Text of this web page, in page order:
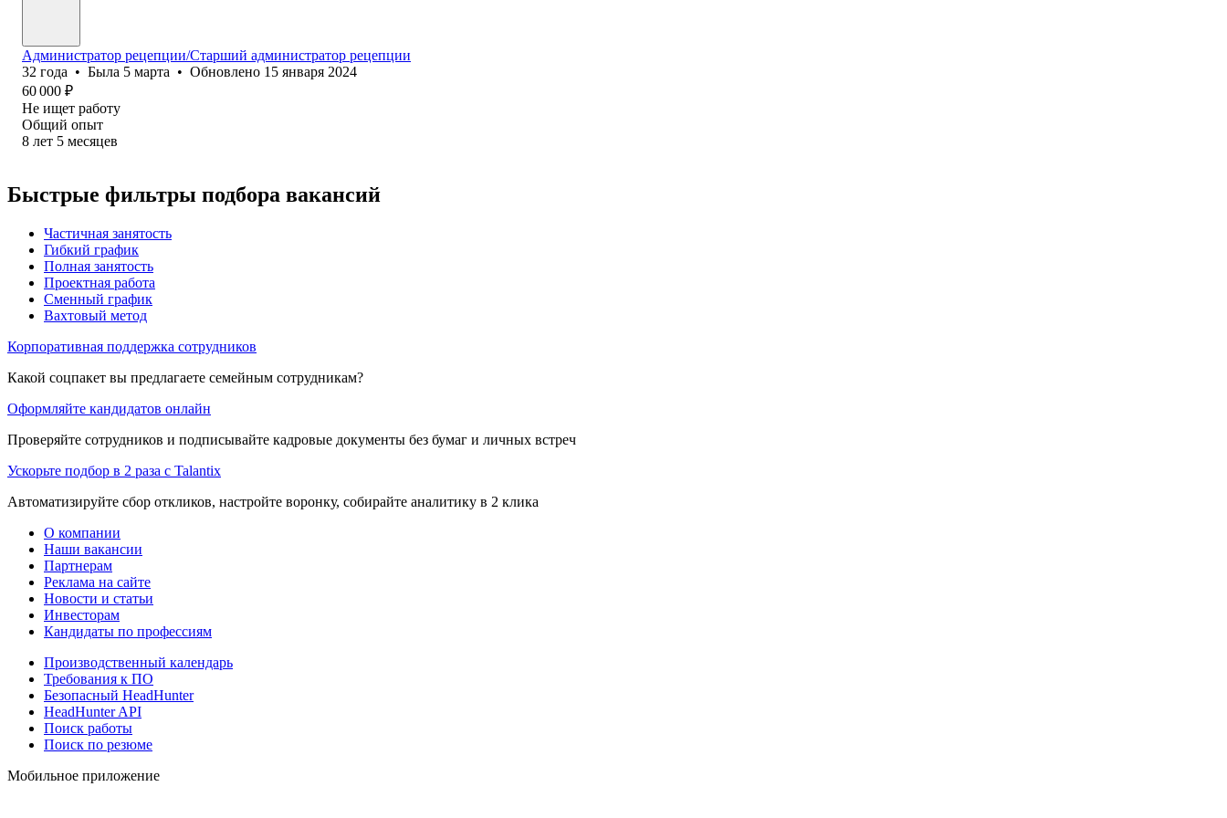
Администратор рецепции/Старший администратор рецепции
32 года • Была 5 марта • Обновлено 15 января 2024
60 000 ₽
Не ищет работу
Общий опыт
8 лет 5 месяцев
Быстрые фильтры подбора вакансий
Частичная занятость
Гибкий график
Полная занятость
Проектная работа
Сменный график
Вахтовый метод
Корпоративная поддержка сотрудников
Какой соцпакет вы предлагаете семейным сотрудникам?
Оформляйте кандидатов онлайн
Проверяйте сотрудников и подписывайте кадровые документы без бумаг и личных встреч
Ускорьте подбор в 2 раза с Talantix
Автоматизируйте сбор откликов, настройте воронку, собирайте аналитику в 2 клика
О компании
Наши вакансии
Партнерам
Реклама на сайте
Новости и статьи
Инвесторам
Кандидаты по профессиям
Производственный календарь
Требования к ПО
Безопасный HeadHunter
HeadHunter API
Поиск работы
Поиск по резюме
Мобильное приложение